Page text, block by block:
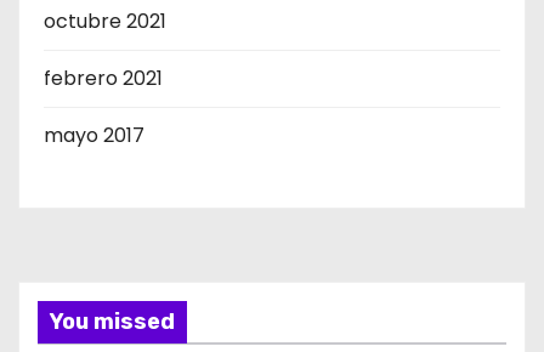
octubre 2021
febrero 2021
mayo 2017
You missed